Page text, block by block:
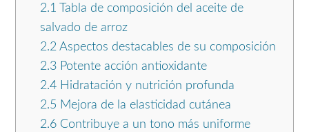
2.1 Tabla de composición del aceite de
salvado de arroz
2.2Aspectos destacables de su composición
2.3Potente acción antioxidante
2.4Hidratación y nutrición profunda
2.5 Mejora de la elasticidad cutánea
2.6Contribuye a un tono más uniforme